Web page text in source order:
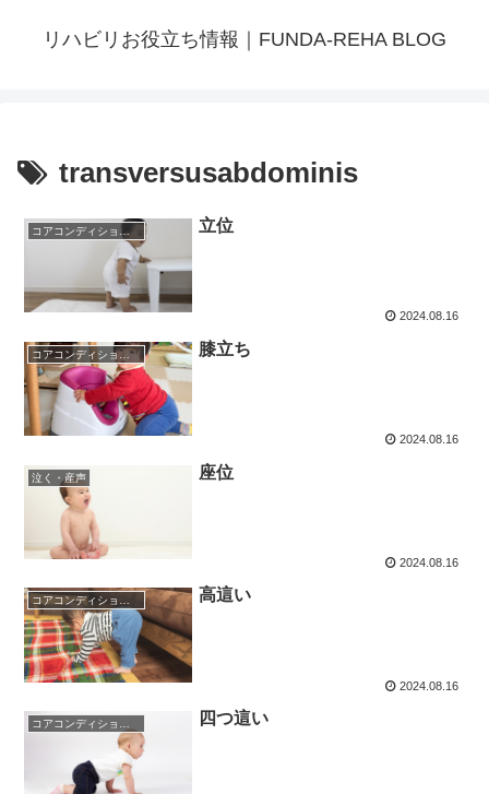
リハビリお役立ち情報｜FUNDA-REHA BLOG
transversusabdominis
コアコンディショニング 立位
2024.08.16
コアコンディショニング 膝立ち
2024.08.16
泣く・産声 座位
2024.08.16
コアコンディショニング 高這い
2024.08.16
四つ這い